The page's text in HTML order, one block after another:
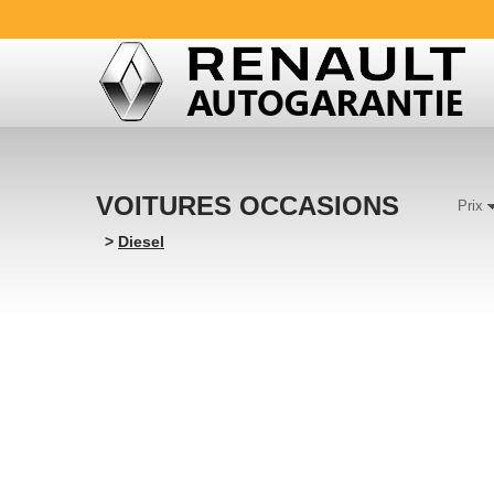
Prix
VOITURES OCCASIONS
> Diesel